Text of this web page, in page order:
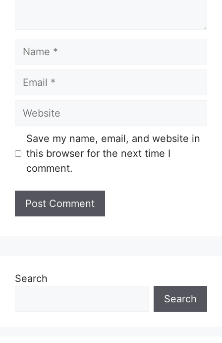
Name
Email
Website
Save my name, email, and website in
this browser for the next time I
comment.
Search
Search